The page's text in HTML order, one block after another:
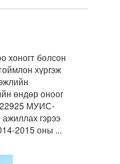
хоногт болсон
хүргэж
өндөр оноог
МУИС-
гэрээ
2015 оны ...